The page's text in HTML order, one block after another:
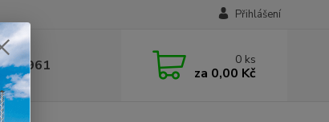
Přihlášení
961 0 ks
za 0,00 Kč